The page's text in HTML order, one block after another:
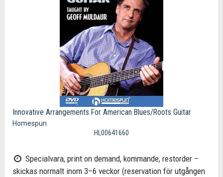
Innovative Arrangements For American Blues/Roots Guitar
Homespun
HL00641660
Specialvara, print on demand, kommande, restorder –
skickas normalt inom 3–6 veckor (reservation för utgången